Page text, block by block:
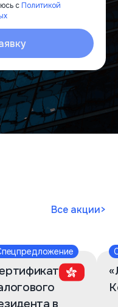
с Политикой
Все акции>
в